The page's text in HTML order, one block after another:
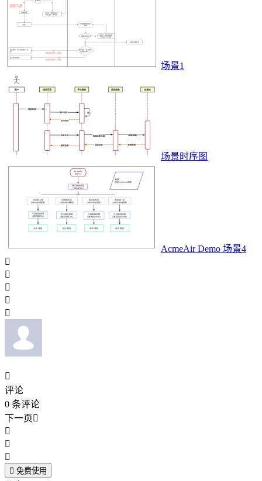
场景1
场景时序图
AcmeAir Demo 场景4






评论
0 条评论
下一页



 免费使用